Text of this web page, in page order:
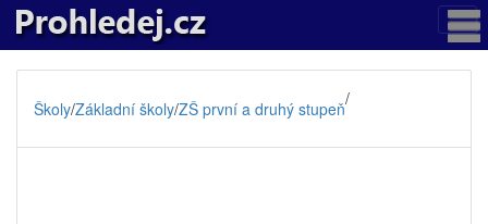
Školy/Základní školy/ZŠ první a druhý stupeň/